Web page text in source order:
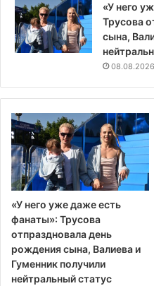
«У него
Трусова
сына,
08.08.2026
«У него уже даже есть
фанаты»: Трусова
отпраздновала день
рождения сына, Валиева и
Гуменник получили
нейтральный статус